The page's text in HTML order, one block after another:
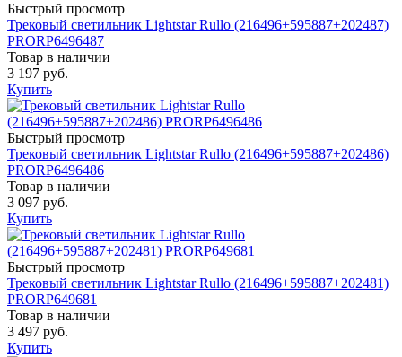
Быстрый просмотр
Трековый светильник Lightstar Rullo (216496+595887+202487)
PRORP6496487
Товар в наличии
3 197 руб.
Купить
Быстрый просмотр
Трековый светильник Lightstar Rullo (216496+595887+202486)
PRORP6496486
Товар в наличии
3 097 руб.
Купить
Быстрый просмотр
Трековый светильник Lightstar Rullo (216496+595887+202481)
PRORP649681
Товар в наличии
3 497 руб.
Купить